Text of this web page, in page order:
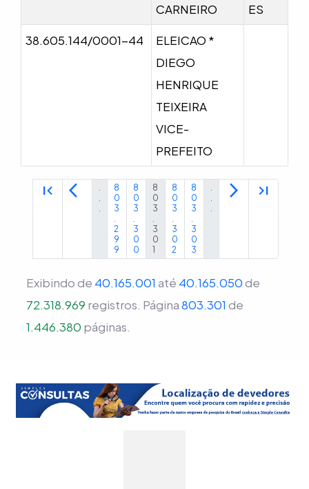
CARNEIRO
ES
38.605.144/0001-44
ELEICAO *
DIEGO
HENRIQUE
TEIXEIRA
VICE-
PREFEITO
first_page arrow_back_ios
.
.
.
8
0
3
.
2
9
9
8
0
3
.
3
0
0
8
0
3
.
3
0
1
8
0
3
.
3
0
2
8
0
3
.
3
0
3
.
.
.
arrow_forward_ios last_page
Exibindo de 40.165.001 até 40.165.050de
72.318.969 registros. Página803.301 de
1.446.380 páginas.